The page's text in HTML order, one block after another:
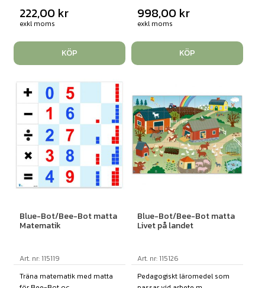
222,00 kr
exkl moms
KÖP
998,00 kr
exkl moms
KÖP
Blue-Bot/Bee-Bot matta
Matematik
Art. nr: 115119
Träna matematik med matta
Blue-Bot/Bee-Bot matta
Livet på landet
Art. nr: 115126
Pedagogiskt läromedel som